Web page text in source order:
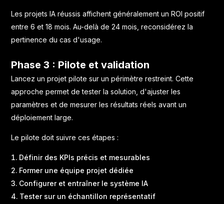
Les projets IA réussis affichent généralement un ROI positif
entre 6 et 18 mois. Au-delà de 24 mois, reconsidérez la
pertinence du cas d'usage.
Phase 3 : Pilote et validation
Lancez un projet pilote sur un périmètre restreint. Cette
approche permet de tester la solution, d'ajuster les
paramètres et de mesurer les résultats réels avant un
déploiement large.
Le pilote doit suivre ces étapes :
Définir des KPIs précis et mesurables
Former une équipe projet dédiée
Configurer et entraîner le système IA
Tester sur un échantillon représentatif